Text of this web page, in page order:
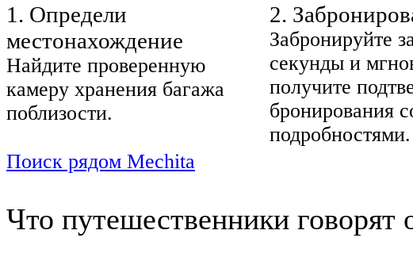
1 . Определи
местонахождение
Найдите проверенную
камеру хранения багажа
поблизости.
2.
Забронируйте
секунды и
получите
бронирования
подробностями.
Поиск рядом Mechita
Что путешественники говорят